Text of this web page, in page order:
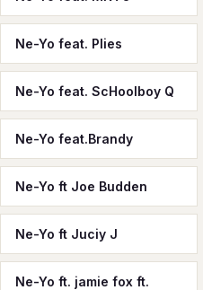
Ne-Yo feat. Plies
Ne-Yo feat. ScHoolboy Q
Ne-Yo feat.Brandy
Ne-Yo ft Joe Budden
Ne-Yo ft Juciy J
Ne-Yo ft. jamie fox ft.